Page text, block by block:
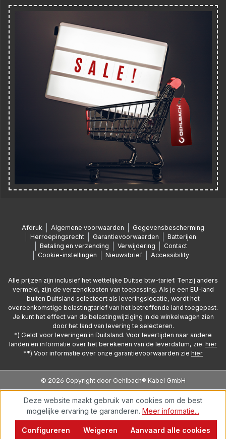
Afdruk Algemene voorwaarden
Gegevensbescherming
Herroepingsrecht
Garantievoorwaarden
Batterijen
Betaling en verzending
Verwijdering
Contact
Cookie-instellingen
Nieuwsbrief Accessibility
Alle prijzen zijn inclusief het wettelijke Duitse btw-tarief. Tenzij anders
vermeld, zijn de verzendkosten van toepassing. Als je een EU-land
buiten Duitsland selecteert als leveringslocatie, wordt het
overeenkomstige belastingtarief van het betreffende land toegepast.
Je kunt het effect van de belastingwijziging in de winkelwagen zien
door het land van levering te selecteren.
*) Geldt voor leveringen in Duitsland. Voor levertijden naar andere
landen en informatie over het berekenen van de leverdatum, zie. hier
**) Voor informatie over onze garantievoorwaarden zie hier
© 2026 Copyright door Oehlbach® Kabel GmbH
Deze website maakt gebruik van cookies om de best
mogelijke ervaring te garanderen. Meer informatie...
Weigeren
Configureren Aanvaard alle cookies